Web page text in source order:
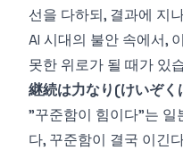
선을 다하되, 결과에 지
AI 시대의 불안 속에서,
못한 위로가 될 때가 있
継続は力なり(けいぞく
"꾸준함이 힘이다"는 일
다, 꾸준함이 결국 이긴